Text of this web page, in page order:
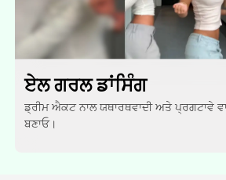
ਏਲ ਗਰਲ ਡਾਂਸਿੰਗ
ਡ੍ਰੀਮ ਐਕਟ ਨਾਲ ਯਥਾਰਥਵਾਦੀ ਅਤੇ ਪ੍ਰਗਟਾਵੇ
ਬਣਾਓ।